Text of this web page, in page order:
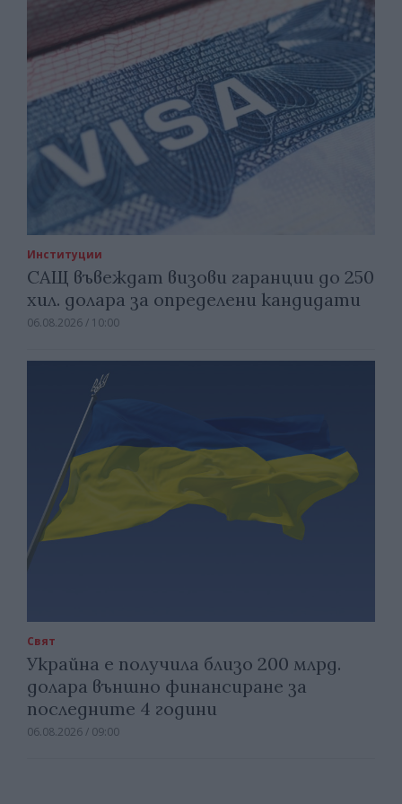
Институции
САЩ въвеждат визови гаранции до 250
хил. долара за определени кандидати
06.08.2026 / 10:00
Свят
Украйна е получила близо 200 млрд.
долара външно финансиране за
последните 4 години
06.08.2026 / 09:00